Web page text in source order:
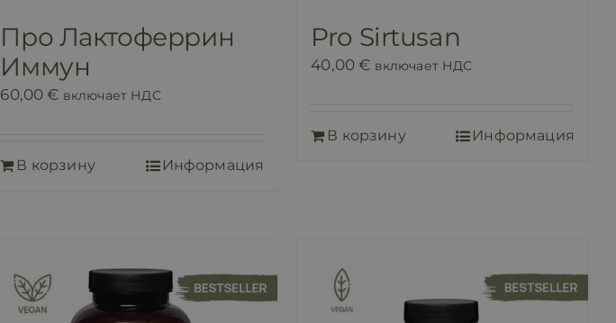
Про Лактоферрин
Иммун
60,00€ включает НДС
В корзину Информация
Pro Sirtusan
40,00€ включает НДС
В корзину Информация